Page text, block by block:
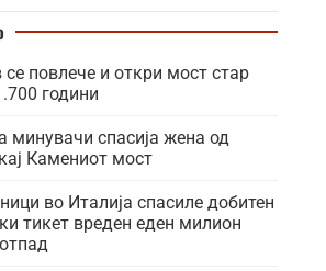
повлече и откри мост стар
години
минувачи спасија жена од
Камениот мост
во Италија спасиле добитен
тикет вреден еден милион